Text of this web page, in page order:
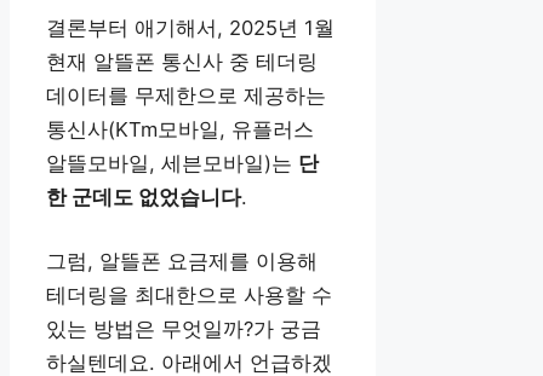
결론부터 애기해서, 2025년 1월
현재 알뜰폰 통신사 중 테더링
데이터를 무제한으로 제공하는
통신사(KTm모바일, 유플러스
알뜰모바일, 세븐모바일)는 단
한 군데도 없었습니다.
그럼, 알뜰폰 요금제를 이용해
테더링을 최대한으로 사용할 수
있는 방법은 무엇일까?가 궁금
하실텐데요. 아래에서 언급하겠